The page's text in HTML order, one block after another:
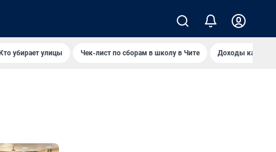
Кто убирает улицы Чек-лист по сборам в школу в Чите Доходы